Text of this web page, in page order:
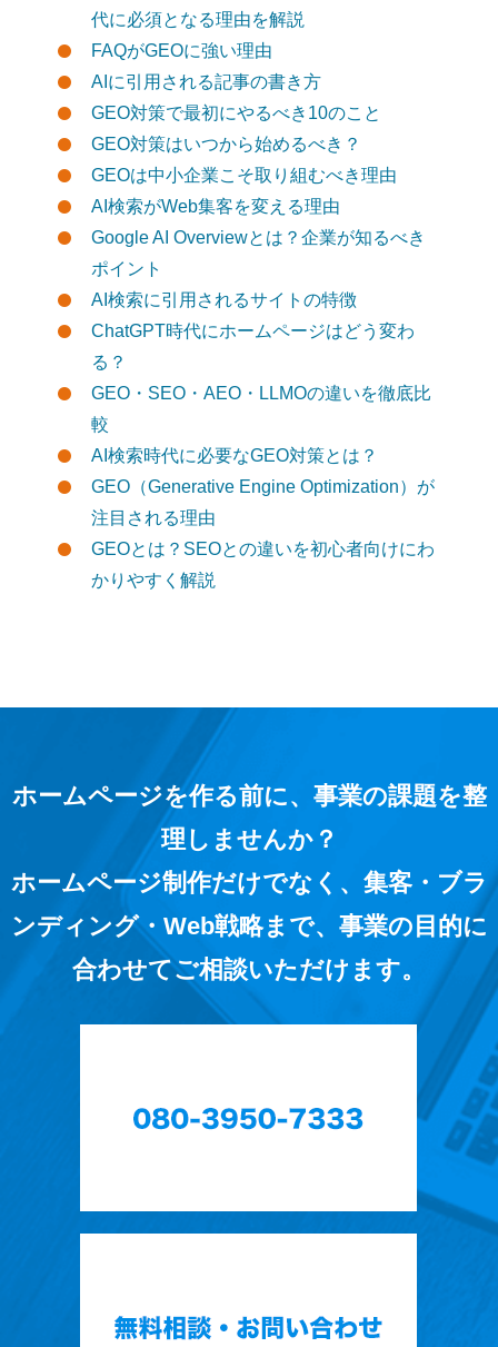
代に必須となる理由を解説
FAQがGEOに強い理由
AIに引用される記事の書き方
GEO対策で最初にやるべき10のこと
GEO対策はいつから始めるべき？
GEOは中小企業こそ取り組むべき理由
AI検索がWeb集客を変える理由
Google AI Overviewとは？企業が知るべき
ポイント
AI検索に引用されるサイトの特徴
ChatGPT時代にホームページはどう変わ
る？
GEO・SEO・AEO・LLMOの違いを徹底比
較
AI検索時代に必要なGEO対策とは？
GEO（Generative Engine Optimization）が
注目される理由
GEOとは？SEOとの違いを初心者向けにわ
かりやすく解説
ホームページを作る前に、事業の課題を整
理しませんか？
ホームページ制作だけでなく、集客・ブラ
ンディング・Web戦略まで、事業の目的に
合わせてご相談いただけます。